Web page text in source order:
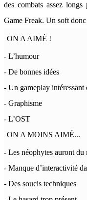
des combats assez
Game Freak. Un soft donc
ON A AIMÉ !
- L’humour
- De bonnes idées
- Un gameplay intéressant
- Graphisme
- L’OST
ON A MOINS AIMÉ...
- Les néophytes auront du
- Manque d’interactivité
- Des soucis techniques